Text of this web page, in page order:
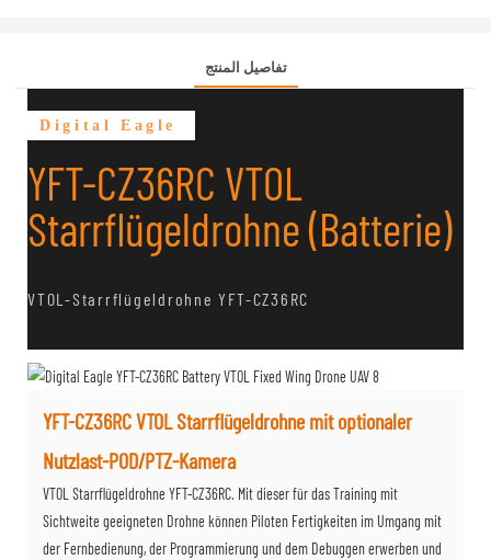
تفاصيل المنتج
Digital Eagle
YFT-CZ36RC VTOL
Starrflügeldrohne (Batterie)
VTOL-Starrflügeldrohne YFT-CZ36RC
YFT-CZ36RC VTOL Starrflügeldrohne mit optionaler
Nutzlast-POD/PTZ-Kamera
VTOL Starrflügeldrohne YFT-CZ36RC. Mit dieser für das Training mit
Sichtweite geeigneten Drohne können Piloten Fertigkeiten im Umgang mit
der Fernbedienung, der Programmierung und dem Debuggen erwerben und